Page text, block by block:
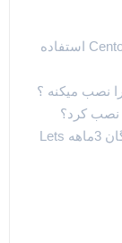
برای استفاده از webmin از Centos استفاده
میکنه ؟
کرد؟
برای SSL چه باید کرد؟ آیا رایگان 3ماهه Lets